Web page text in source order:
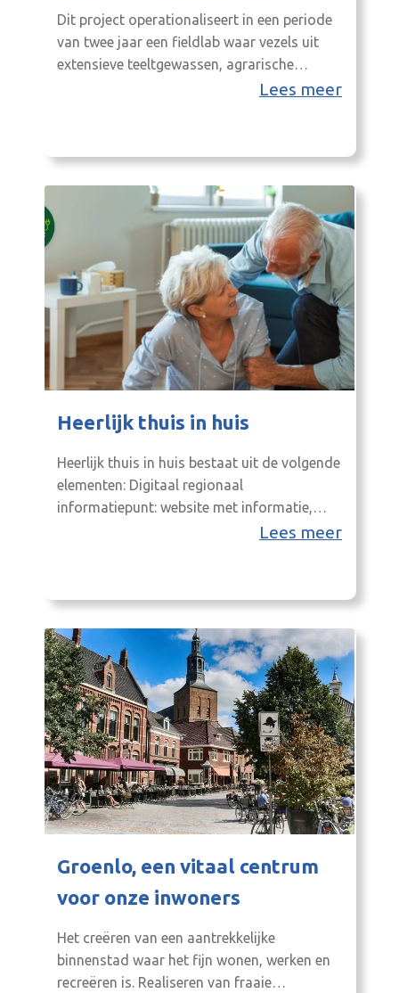
Dit project operationaliseert in een periode
van twee jaar een fieldlab waar vezels uit
extensieve teeltgewassen, agrarische
reststromen en beheer van de openbare
Achterhoek.Grondstoffen Collectief
Lees meer
Heerlijk thuis in huis
Heerlijk thuis in huis bestaat uit de volgende
elementen: Digitaal regionaal
informatiepunt: website met informatie,
inspiratie en advies en contactpunt voor
naar regionale en lokale organisaties voor
Lees meer
Groenlo, een vitaal centrum
voor onze inwoners
Het creëren van een aantrekkelijke
binnenstad waar het fijn wonen, werken en
recreëren is. Realiseren van fraaie